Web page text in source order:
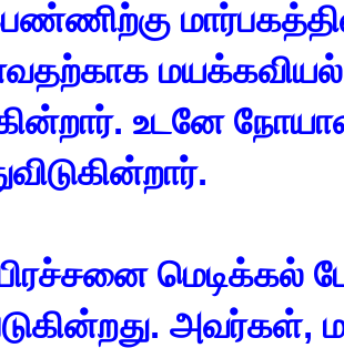
மயக்கவியல்
உடனே
மெடிக்கல்
அவர்கள்,